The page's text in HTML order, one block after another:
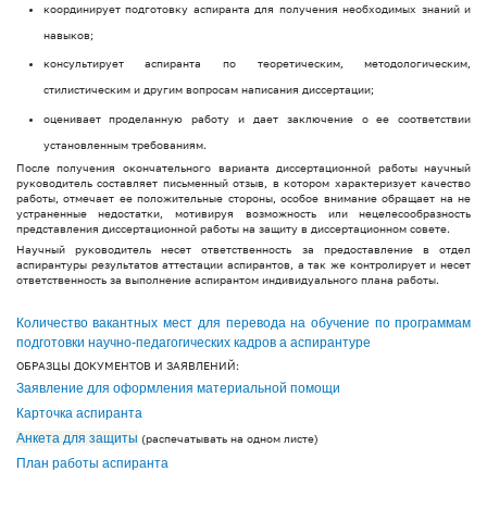
координирует подготовку аспиранта для получения необходимых знаний и
навыков;
консультирует аспиранта по теоретическим, методологическим,
стилистическим и другим вопросам написания диссертации;
оценивает проделанную работу и дает заключение о ее соответствии
установленным требованиям.
После получения окончательного варианта диссертационной работы научный
руководитель составляет письменный отзыв, в котором характеризует качество
работы, отмечает ее положительные стороны, особое внимание обращает на не
устраненные недостатки, мотивируя возможность или нецелесообразность
представления диссертационной работы на защиту в диссертационном совете.
Научный руководитель несет ответственность за предоставление в отдел
аспирантуры результатов аттестации аспирантов, а так же контролирует и несет
ответственность за выполнение аспирантом индивидуального плана работы.
Количество вакантных мест для перевода на обучение по программам
подготовки научно-педагогических кадров а аспирантуре
ОБРАЗЦЫ ДОКУМЕНТОВ И ЗАЯВЛЕНИЙ:
Заявление для оформления материальной помощи
Карточка аспиранта
Анкета для защиты (распечатывать на одном листе)
План работы аспиранта